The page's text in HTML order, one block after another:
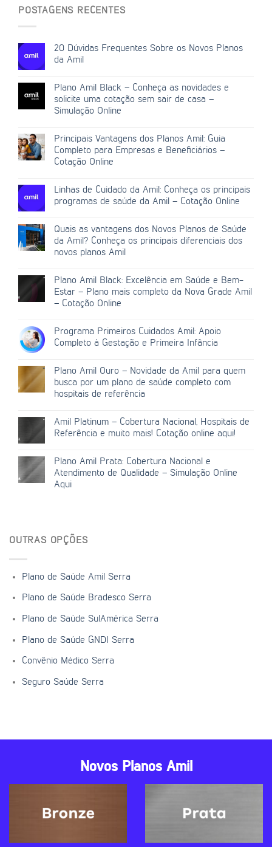
POSTAGENS RECENTES
20 Dúvidas Frequentes Sobre os Novos Planos
da Amil
Plano Amil Black – Conheça as novidades e
solicite uma cotação sem sair de casa –
Simulação Online
Principais Vantagens dos Planos Amil: Guia
Completo para Empresas e Beneficiários –
Cotação Online
Linhas de Cuidado da Amil: Conheça os principais
programas de saúde da Amil – Cotação Online
Quais as vantagens dos Novos Planos de Saúde
da Amil? Conheça os principais diferenciais dos
novos planos Amil
Plano Amil Black: Excelência em Saúde e Bem-
Estar – Plano mais completo da Nova Grade Amil
– Cotação Online
Programa Primeiros Cuidados Amil: Apoio
Completo à Gestação e Primeira Infância
Plano Amil Ouro – Novidade da Amil para quem
busca por um plano de saúde completo com
hospitais de referência
Amil Platinum – Cobertura Nacional, Hospitais de
Referência e muito mais! Cotação online aqui!
Plano Amil Prata: Cobertura Nacional e
Atendimento de Qualidade – Simulação Online
Aqui
OUTRAS OPÇÕES
Plano de Saúde Amil Serra
Plano de Saúde Bradesco Serra
Plano de Saúde SulAmérica Serra
Plano de Saúde GNDI Serra
Convênio Médico Serra
Seguro Saúde Serra
Novos Planos Amil